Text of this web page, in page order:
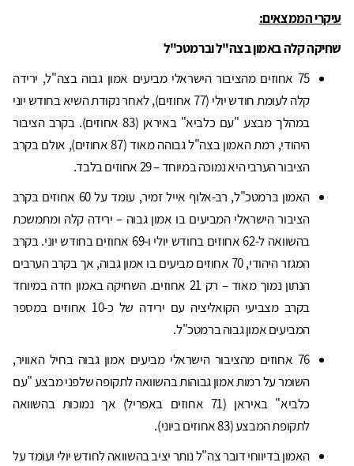
עיקרי הממצאים:
שחיקה קלה באמון בצה"ל וברמטכ"ל
75 אחוזים מהציבור הישראלי מביעים אמון גבוה בצה"ל, ירידה
קלה לעומת חודש יולי (77 אחוזים), לאחר נקודת השיא בחודש יוני
במהלך מבצע "עם כלביא" באיראן (83 אחוזים). בקרב הציבור
היהודי, רמת האמון בצה"ל גבוהה מאוד (87 אחוזים), אולם בקרב
הציבור הערבי היא נמוכה במיוחד – 29 אחוזים בלבד.
האמון ברמטכ"ל, רב-אלוף אייל זמיר, עומד על 60 אחוזים בקרב
הציבור הישראלי המביעים בו אמון גבוה – ירידה קלה ומתמשכת
בהשוואה ל-62 אחוזים בחודש יולי ו-69 אחוזים בחודש יוני. בקרב
המגזר היהודי, 70 אחוזים מביעים בו אמון גבוה, אך בקרב הערבים
הנתון נמוך מאוד – רק 21 אחוזים. השחיקה באמון חדה במיוחד
בקרב מצביעי הקואליציה עם ירידה של כ-10 אחוזים במספר
המביעים אמון גבוה ברמטכ"ל.
76 אחוזים מהציבור הישראלי מביעים אמון גבוה בחיל האוויר,
השומר על רמות אמון גבוהות בהשוואה לתקופה שלפני מבצע "עם
כלביא" באיראן (71 אחוזים באפריל) אך נמוכות בהשוואה
לתקופת המבצע (83 אחוזים ביוני).
האמון בדיווחי דובר צה"ל נותר יציב בהשוואה לחודש יולי ועומד על